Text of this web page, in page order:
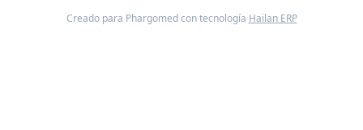
Creado para Phargomed con tecnología Hailan ERP